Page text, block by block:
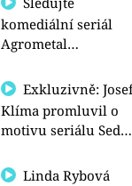
komediální seriál
Agrometal
prima+
Exkluzivně: Josef
Klíma promluvil o
motivu seriálu Sedm
Linda Rybová